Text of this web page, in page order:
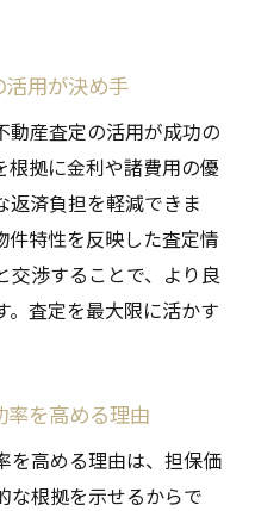
用が決め手
動産査定の活用が成功の
根拠に金利や諸費用の優
返済負担を軽減できま
件特性を反映した査定情
交渉することで、より良
。査定を最大限に活かす
を高める理由
を高める理由は、担保価
な根拠を示せるからで